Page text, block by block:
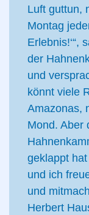
Luft guttun,
Montag
Erlebnis!‘“,
der
und
könnt viele
Amazonas,
Mond. Aber
geklappt
und ich
und
Herbert